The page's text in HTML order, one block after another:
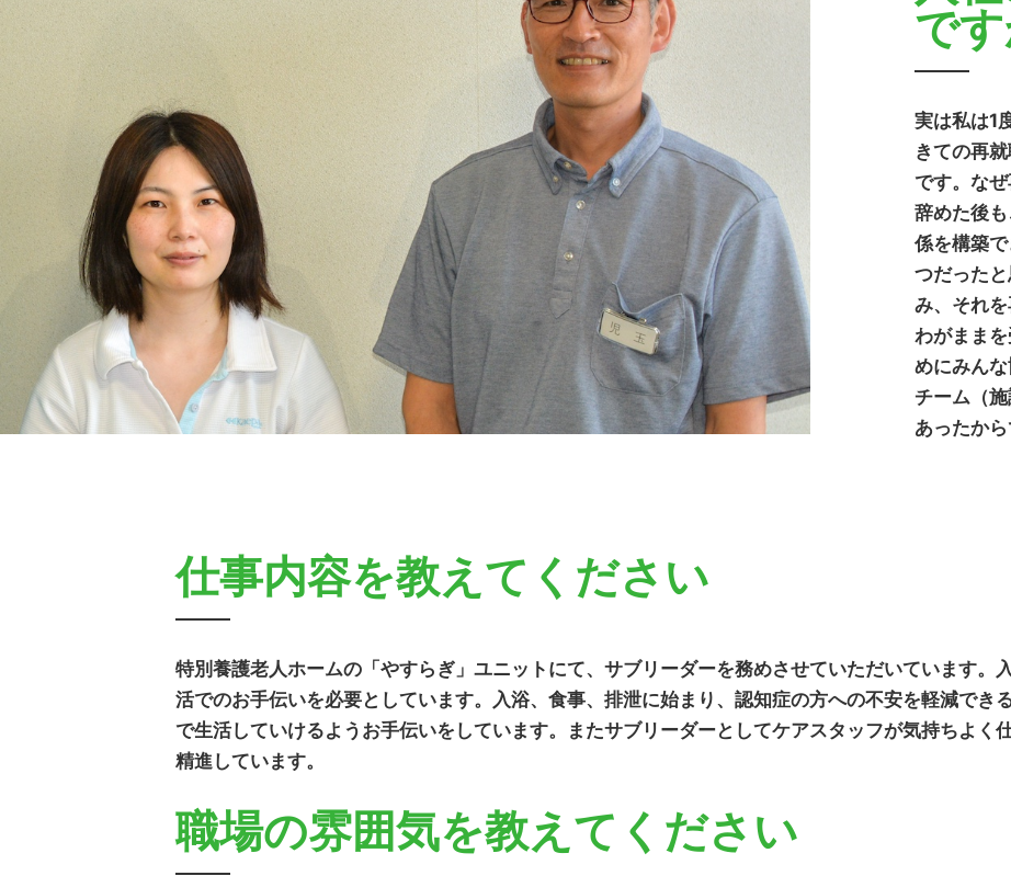
で
実は私は1
きての再
です。なぜ
辞めた後
係を構築
つだった
み、それ
わがまま
めにみん
チーム（
あったから
仕事内容を教えてください
特別養護老人ホームの「やすらぎ」ユニットにて、サブリーダーを務めさせていただいています。
活でのお手伝いを必要としています。入浴、食事、排泄に始まり、認知症の方への不安を軽減でき
で生活していけるようお手伝いをしています。またサブリーダーとしてケアスタッフが気持ちよく
精進しています。
職場の雰囲気を教えてください